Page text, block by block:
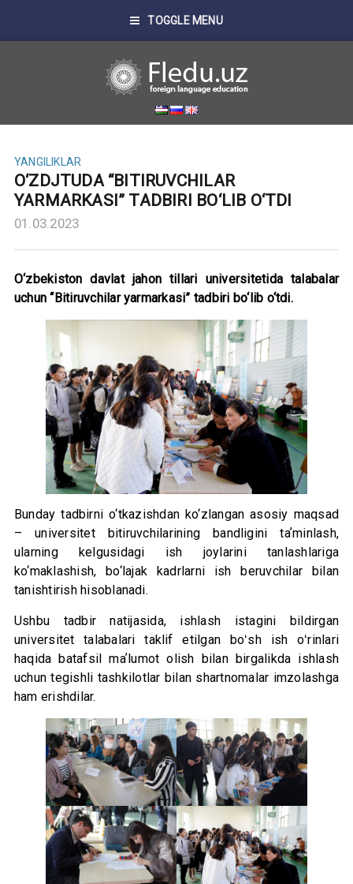
TOGGLE MENU
YANGILIKLAR
O‘ZDJTUDA “BITIRUVCHILAR
YARMARKASI” TADBIRI BO‘LIB O‘TDI
01.03.2023
O‘zbekiston davlat jahon tillari universitetida talabalar
uchun “Bitiruvchilar yarmarkasi” tadbiri bo‘lib o‘tdi.
Bunday tadbirni o‘tkazishdan ko‘zlangan asosiy maqsad
– universitet bitiruvchilarining bandligini taʼminlash,
ularning kelgusidagi ish joylarini tanlashlariga
ko‘maklashish, bo‘lajak kadrlarni ish beruvchilar bilan
tanishtirish hisoblanadi.
Ushbu tadbir natijasida, ishlash istagini bildirgan
universitet talabalari taklif etilgan boʻsh ish oʻrinlari
haqida batafsil maʼlumot olish bilan birgalikda ishlash
uchun tegishli tashkilotlar bilan shartnomalar imzolashga
ham erishdilar.